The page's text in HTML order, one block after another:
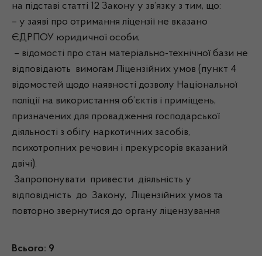
на підставі статті 12 Закону у зв’язку з тим, що:
– у заяві про отримання ліцензії не вказано
ЄДРПОУ юридичної особи;
– відомості про стан матеріально-технічної бази не
відповідають вимогам Ліцензійних умов (пункт 4
відомостей щодо наявності дозволу Національної
поліції на використання об’єктів і приміщень,
призначених для провадження господарської
діяльності з обігу наркотичних засобів,
психотропних речовин і прекурсорів вказаний
двічі).
Запропонувати привести діяльність у
відповідність до Закону, Ліцензійних умов та
повторно звернутися до органу ліцензування
Всього: 9